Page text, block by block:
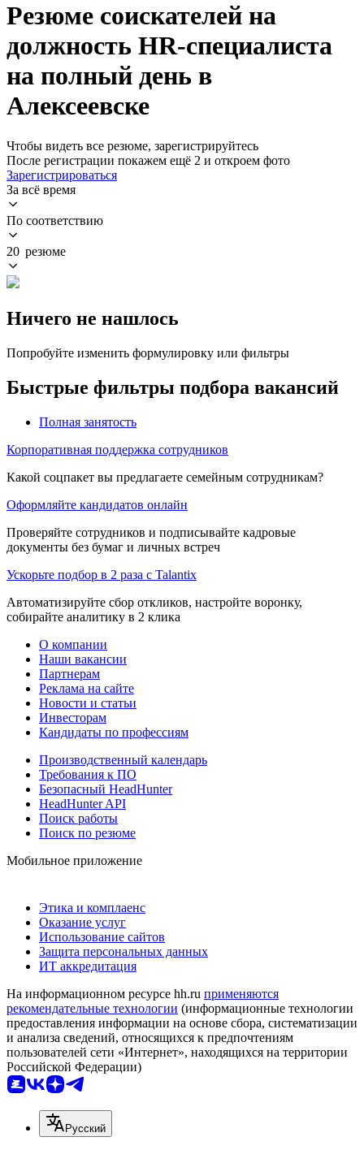
Резюме соискателей на
должность HR-специалиста
на полный день в
Алексеевске
Чтобы видеть все резюме, зарегистрируйтесь
После регистрации покажем ещё 2 и откроем фото
Зарегистрироваться
За всё время
По соответствию
20 резюме
Ничего не нашлось
Попробуйте изменить формулировку или фильтры
Быстрые фильтры подбора вакансий
Полная занятость
Корпоративная поддержка сотрудников
Какой соцпакет вы предлагаете семейным сотрудникам?
Оформляйте кандидатов онлайн
Проверяйте сотрудников и подписывайте кадровые
документы без бумаг и личных встреч
Ускорьте подбор в 2 раза с Talantix
Автоматизируйте сбор откликов, настройте воронку,
собирайте аналитику в 2 клика
О компании
Наши вакансии
Партнерам
Реклама на сайте
Новости и статьи
Инвесторам
Кандидаты по профессиям
Производственный календарь
Требования к ПО
Безопасный HeadHunter
HeadHunter API
Поиск работы
Поиск по резюме
Мобильное приложение
Этика и комплаенс
Оказание услуг
Использование сайтов
Защита персональных данных
ИТ аккредитация
На информационном ресурсе hh.ru применяются
рекомендательные технологии (информационные технологии
предоставления информации на основе сбора, систематизации
и анализа сведений, относящихся к предпочтениям
пользователей сети «Интернет», находящихся на территории
Российской Федерации)
Русский